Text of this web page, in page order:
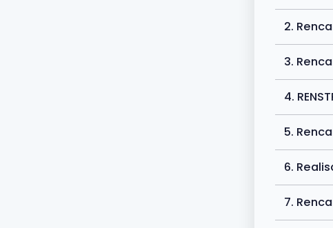
2.
3.
4.
5.
6.
7.